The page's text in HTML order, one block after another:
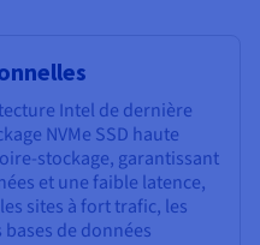
Intel de dernière
NVMe SSD haute
stockage, garantissant
et une faible latence,
sites à fort trafic, les
de données